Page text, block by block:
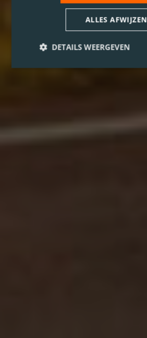
ALLES AFWIJZEN
DETAILS WEERGEVEN